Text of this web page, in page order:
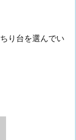
り台を選んでい